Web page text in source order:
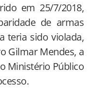
em 25/7/2018,
de armas
teria sido violada,
Gilmar Mendes, a
Ministério Público